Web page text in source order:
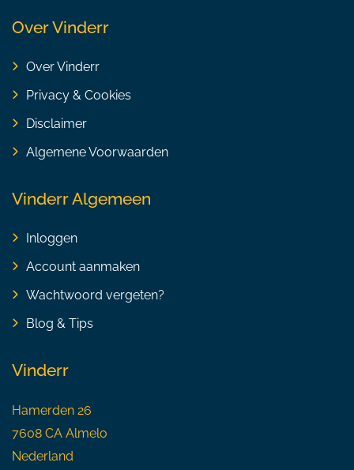
Over Vinderr
Over Vinderr
Privacy & Cookies
Disclaimer
Algemene Voorwaarden
Vinderr Algemeen
Inloggen
Account aanmaken
Wachtwoord vergeten?
Blog & Tips
Vinderr
Hamerden 26
7608 CA Almelo
Nederland